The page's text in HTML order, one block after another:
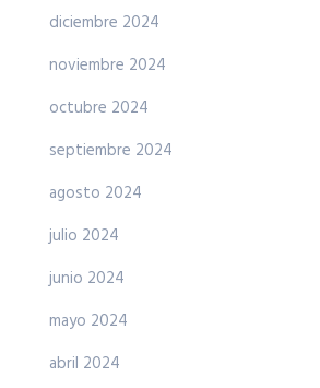
diciembre 2024
noviembre 2024
octubre 2024
septiembre 2024
agosto 2024
julio 2024
junio 2024
mayo 2024
abril 2024